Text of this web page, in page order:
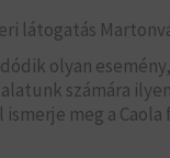
látogatás
olyan
számára
ismerje meg a